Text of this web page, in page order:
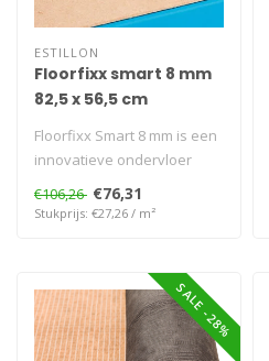
ESTILLON
Floorfixx smart 8 mm
82,5 x 56,5 cm
Floorfixx Smart 8 mm is een
innovatieve ondervloer
voor PVC en tapijt. Met een
h..
€106,26 €76,31
Stukprijs: €27,26 / m²
SALE -28%